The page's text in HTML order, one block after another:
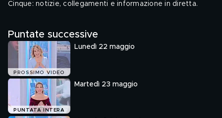
Cinque: notizie, collegamenti e informazione in diretta.
Puntate successive
PROSSIMO VIDEO
Lunedì 22 maggio
PUNTATA INTERA
Martedì 23 maggio